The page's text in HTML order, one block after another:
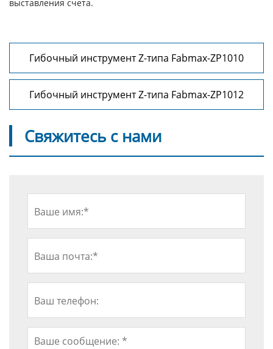
выставления счета.
Гибочный инструмент Z-типа Fabmax-ZP1010
Гибочный инструмент Z-типа Fabmax-ZP1012
Свяжитесь с нами